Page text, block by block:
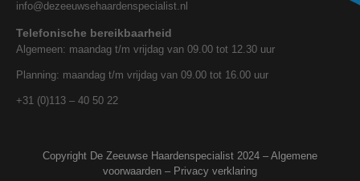
info@dezeeuwsehaardenspecialist.nl
Telefonische bereikbaarheid
Algemeen: maandag t/m vrijdag van 09.00 tot 12.30 uur
Planning: maandag t/m vrijdag van 09.00 tot 16.00 uur
+31 (0)113 – 40 50 22
Copyright De Zeeuwse Haardenspecialist 2024 – Algemene
voorwaarden – Privacy verklaring